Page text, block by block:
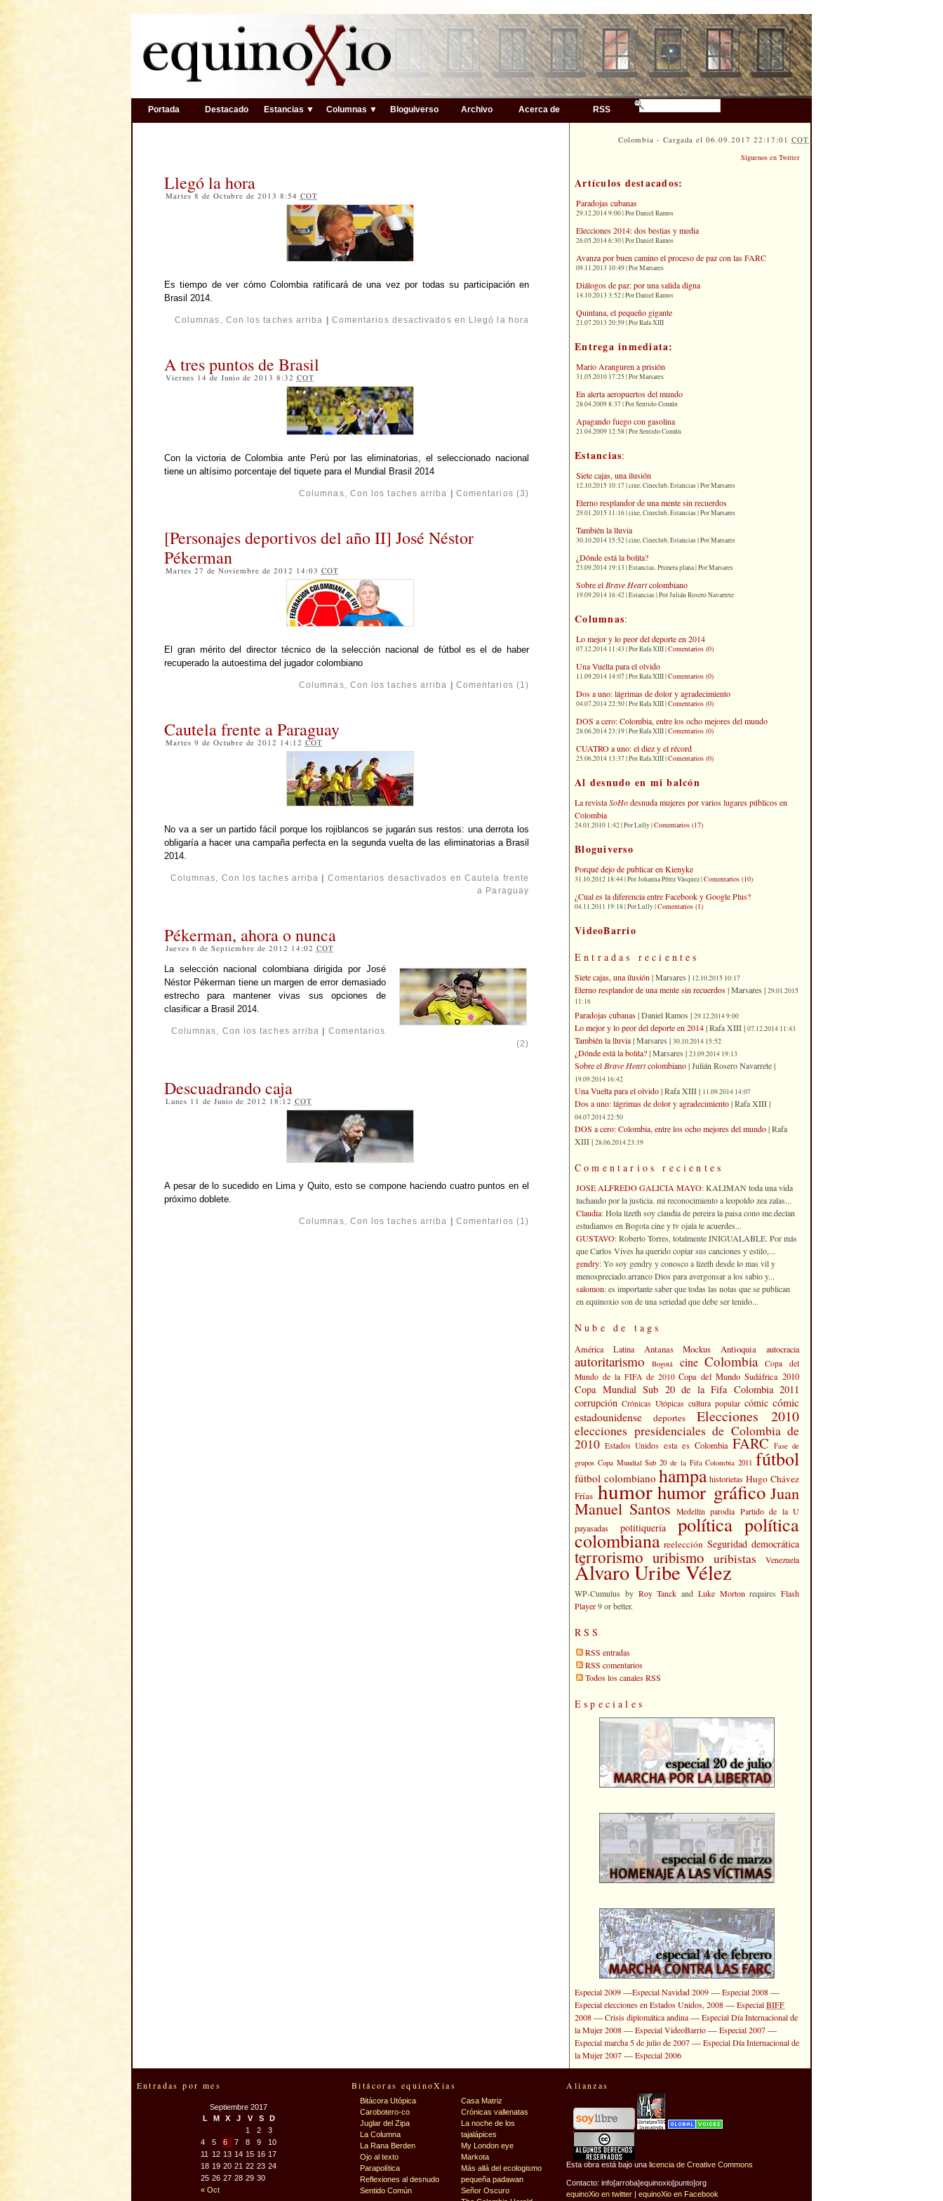
Portada Destacado Estancias ▼ Columnas ▼ Bloguiverso Archivo Acerca de RSS
Colombia - Cargada el 06.09.2017 22:17:01COT
Llegó la hora
Martes 8 de Octubre de 2013 8:54 COT
Es tiempo de ver cómo Colombia ratificará de una vez por todas su participación en
Brasil 2014.
Columnas , Con los taches arriba Comentarios desactivados en Llegó la hora
A tres puntos de Brasil
Viernes 14 de Junio de 2013 8:32 COT
Con la victoria de Colombia ante Perú por las eliminatorias, el seleccionado nacional
tiene un altísimo porcentaje del tiquete para el Mundial Brasil 2014
Columnas, Con los taches arriba Comentarios (3)
[Personajes deportivos del año II] José Néstor
Pékerman
Martes 27 de Noviembre de 2012 14:03 COT
El gran mérito del director técnico de la selección nacional de fútbol es el de haber
recuperado la autoestima del jugador colombiano
Columnas, Con los taches arriba Comentarios (1)
Cautela frente a Paraguay
Martes 9 de Octubre de 2012 14:12 COT
No va a ser un partido fácil porque los rojiblancos se jugarán sus restos: una derrota los
obligaría a hacer una campaña perfecta en la segunda vuelta de las eliminatorias a Brasil
2014.
Columnas, Con los taches arriba Comentarios desactivados en Cautela frente
a Paraguay
Pékerman, ahora o nunca
Jueves 6 de Septiembre de 2012 14:02 COT
La selección nacional colombiana dirigida por José
Néstor Pékerman tiene un margen de error demasiado
estrecho para mantener vivas sus opciones de
clasificar a Brasil 2014.
Columnas, Con los taches arriba
Comentarios
(2)
Descuadrando caja
Lunes 11 de Junio de 2012 18:12 COT
A pesar de lo sucedido en Lima y Quito, esto se compone haciendo cuatro puntos en el
próximo doblete.
Columnas, Con los taches arriba Comentarios (1)
Síguenos en Twitter
Artículos destacados:
Paradojas cubanas
29.12.2014 9:00 | Por Daniel Ramos
Elecciones 2014: dos bestias y media
26.05.2014 6:30 | Por Daniel Ramos
Avanza por buen camino el proceso de paz con las FARC
09.11.2013 10:49 | Por Marsares
Diálogos de paz: por una salida digna
14.10.2013 3:52 | Por Daniel Ramos
Quintana, el pequeño gigante
21.07.2013 20:59 | Por Rafa XIII
Entrega inmediata:
Mario Aranguren a prisión
31.05.2010 17:25 | Por Marsares
En alerta aeropuertos del mundo
28.04.2009 8:37 | Por Sentido Común
Apagando fuego con gasolina
21.04.2009 12:58 | Por Sentido Común
Estancias:
Siete cajas, una ilusión
12.10.2015 10:17 | cine, Cineclub, Estancias | Por Marsares
Eterno resplandor de una mente sin recuerdos
29.01.2015 11:16 | cine, Cineclub, Estancias | Por Marsares
También la lluvia
30.10.2014 15:52 | cine, Cineclub, Estancias | Por Marsares
¿Dónde está la bolita?
23.09.2014 19:13 | Estancias, Primera plana | Por Marsares
Sobre el Brave Heartcolombiano
19.09.2014 16:42 | Estancias | Por Julián Rosero Navarrete
Columnas:
Lo mejor y lo peor del deporte en 2014
07.12.2014 11:43 | Por Rafa XIII |Comentarios (0)
Una Vuelta para el olvido
11.09.2014 14:07 | Por Rafa XIII |Comentarios (0)
Dos a uno: lágrimas de dolor y agradecimiento
04.07.2014 22:50 | Por Rafa XIII |Comentarios (0)
DOS a cero: Colombia, entre los ocho mejores del mundo
28.06.2014 23:19 | Por Rafa XIII |Comentarios (0)
CUATRO a uno: el diez y el récord
25.06.2014 13:37 | Por Rafa XIII |Comentarios (0)
Al desnudo en mi balcón
La revistaSoHodesnuda mujeres por varios lugares públicos en
Colombia
24.01.2010 1:42 | Por Lully |Comentarios (17)
Bloguiverso
Porqué dejo de publicar en Kienyke
31.10.2012 18:44 | Por Johanna Pérez Vásquez |Comentarios (10)
¿Cual es la diferencia entre Facebook y Google Plus?
04.11.2011 19:18 | Por Lully |Comentarios (1)
VideoBarrio
Entradas recientes
Siete cajas, una ilusión | Marsares | 12.10.2015 10:17
Eterno resplandor de una mente sin recuerdos| Marsares | 29.01.2015
11:16
Paradojas cubanas| Daniel Ramos | 29.12.2014 9:00
Lo mejor y lo peor del deporte en 2014| Rafa XIII | 07.12.2014 11:43
También la lluvia| Marsares | 30.10.2014 15:52
¿Dónde está la bolita?| Marsares | 23.09.2014 19:13
Sobre el Brave Heartcolombiano| Julián Rosero Navarrete |
19.09.2014 16:42
Una Vuelta para el olvido| Rafa XIII | 11.09.2014 14:07
Dos a uno: lágrimas de dolor y agradecimiento| Rafa XIII |
04.07.2014 22:50
DOS a cero: Colombia, entre los ocho mejores del mundo| Rafa
XIII | 28.06.2014 23:19
Comentarios recientes
JOSE ALFREDO GALICIA MAYO: KALIMAN toda una vida
luchando por la justicia. mi reconocimiento a leopoldo zea zalas...
Claudia: Hola lizeth soy claudia de pereira la paisa cono me.decían
estudiamos en Bogota cine y tv ojala te acuerdes...
GUSTAVO: Roberto Torres, totalmente INIGUALABLE. Por más
que Carlos Vives ha querido copiar sus canciones y estilo,...
gendry: Yo soy gendry y conosco a lizeth desde lo mas vil y
menospreciado.arranco Dios para avergonsar a los sabio y...
salomon: es importante saber que todas las notas que se publican
en equinoxio son de una seriedad que debe ser tenido...
Nube de tags
América Latina Antanas Mockus Antioquia autocracia
autoritarismo Bogotá cine Colombia
Copa del
Mundo de la FIFA de 2010 Copa del Mundo Sudáfrica 2010
Copa Mundial Sub 20 de la Fifa Colombia 2011
corrupción Crónicas Utópicas cultura popular cómic cómic
estadounidense
deportes Elecciones 2010
elecciones presidenciales de Colombia de
2010 Estados Unidos esta es Colombia FARC Fase de
grupos Copa Mundial Sub 20 de la Fifa Colombia 2011 fútbol
fútbol colombiano hampa historietas Hugo Chávez
Frías humorhumor gráfico Juan
Manuel Santos Medellín parodia Partido de la U
payasadas
politiquería política política
colombiana reelección Seguridad democrática
terrorismo uribismo uribistas Venezuela
Álvaro Uribe Vélez
WP-Cumulus by Roy Tanck and Luke Morton requires Flash
Player9 or better.
RSS
RSS entradas
RSS comentarios
Todos los canales RSS
Especiales
Especial 2009—Especial Navidad 2009—Especial 2008—
Especial elecciones en Estados Unidos, 2008—EspecialBIFF
2008—Crisis diplomática andina—Especial Día Internacional de
la Mujer 2008—Especial VideoBarrio—Especial 2007—
Especial marcha 5 de julio de 2007—Especial Día Internacional de
la Mujer 2007—Especial 2006
Entradas por mes
Septiembre 2017
L
M X J V S D
« Oct
1 2
3
4
5 6 7 8 9
10
11
12 13 14 15 16 17
18 19 20 21 22 23 24
25 26 27 28 29 30
Bitácoras equinoXias
Bitácora Utópica
Carobotero-co
Juglar del Zipa
La Columna
La Rana Berden
Ojo al texto
Parapolítica
Reflexiones al desnudo
Sentido Común
Casa Matriz
Crónicas vallenatas
La noche de los
tajalápices
My London eye
Markota
Más allá del ecologismo
pequeña padawan
Señor Oscuro
Alianzas
Esta obra está bajo una licencia de Creative Commons
Contacto: info[arroba]equinoxio[punto]org
equinoXio en twitter |equinoXio en Facebook